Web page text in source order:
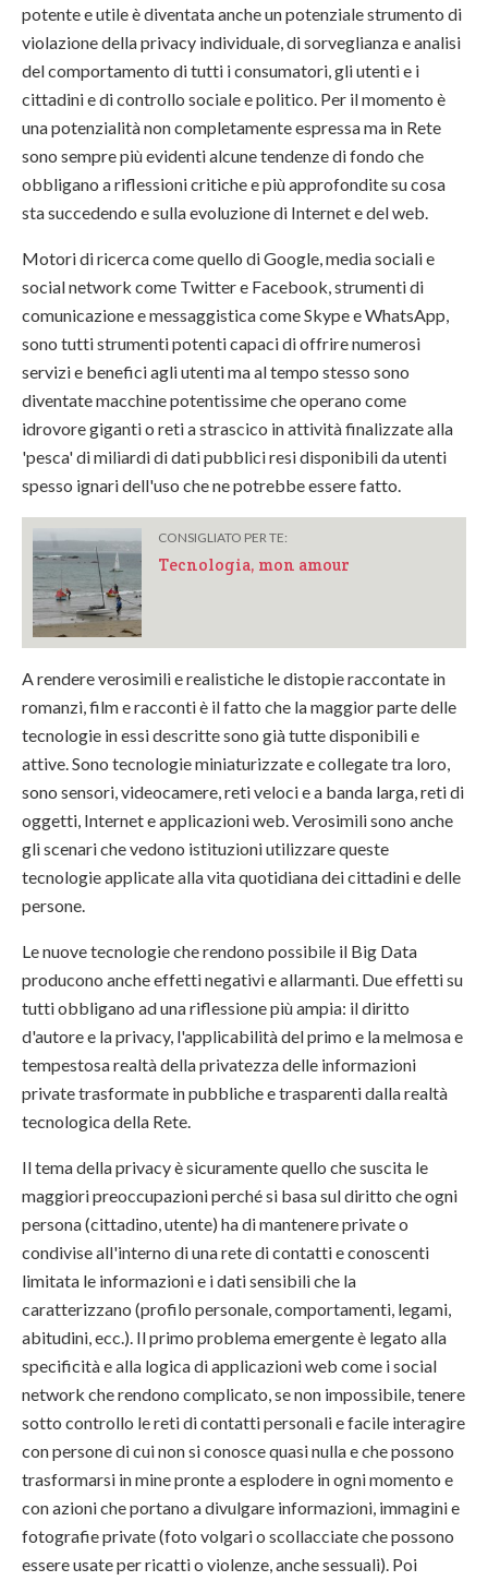
potente e utile è diventata anche un potenziale strumento di
violazione della privacy individuale, di sorveglianza e analisi
del comportamento di tutti i consumatori, gli utenti e i
cittadini e di controllo sociale e politico. Per il momento è
una potenzialità non completamente espressa ma in Rete
sono sempre più evidenti alcune tendenze di fondo che
obbligano a riflessioni critiche e più approfondite su cosa
sta succedendo e sulla evoluzione di Internet e del web.
Motori di ricerca come quello di Google, media sociali e
social network come Twitter e Facebook, strumenti di
comunicazione e messaggistica come Skype e WhatsApp,
sono tutti strumenti potenti capaci di offrire numerosi
servizi e benefici agli utenti ma al tempo stesso sono
diventate macchine potentissime che operano come
idrovore giganti o reti a strascico in attività finalizzate alla
'pesca' di miliardi di dati pubblici resi disponibili da utenti
spesso ignari dell'uso che ne potrebbe essere fatto.
CONSIGLIATO PER TE:
Tecnologia, mon amour
A rendere verosimili e realistiche le distopie raccontate in
romanzi, film e racconti è il fatto che la maggior parte delle
tecnologie in essi descritte sono già tutte disponibili e
attive. Sono tecnologie miniaturizzate e collegate tra loro,
sono sensori, videocamere, reti veloci e a banda larga, reti di
oggetti, Internet e applicazioni web. Verosimili sono anche
gli scenari che vedono istituzioni utilizzare queste
tecnologie applicate alla vita quotidiana dei cittadini e delle
persone.
Le nuove tecnologie che rendono possibile il Big Data
producono anche effetti negativi e allarmanti. Due effetti su
tutti obbligano ad una riflessione più ampia: il diritto
d'autore e la privacy, l'applicabilità del primo e la melmosa e
tempestosa realtà della privatezza delle informazioni
private trasformate in pubbliche e trasparenti dalla realtà
tecnologica della Rete.
Il tema della privacy è sicuramente quello che suscita le
maggiori preoccupazioni perché si basa sul diritto che ogni
persona (cittadino, utente) ha di mantenere private o
condivise all'interno di una rete di contatti e conoscenti
limitata le informazioni e i dati sensibili che la
caratterizzano (profilo personale, comportamenti, legami,
abitudini, ecc.). Il primo problema emergente è legato alla
specificità e alla logica di applicazioni web come i social
network che rendono complicato, se non impossibile, tenere
sotto controllo le reti di contatti personali e facile interagire
con persone di cui non si conosce quasi nulla e che possono
trasformarsi in mine pronte a esplodere in ogni momento e
con azioni che portano a divulgare informazioni, immagini e
fotografie private (foto volgari o scollacciate che possono
essere usate per ricatti o violenze, anche sessuali). Poi